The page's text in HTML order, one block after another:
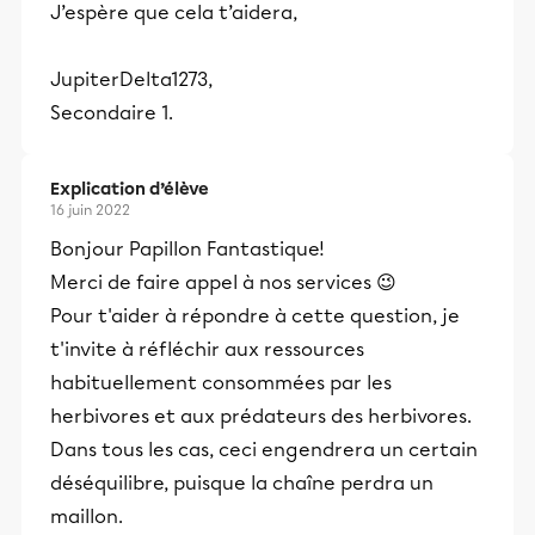
J’espère que cela t’aidera,
JupiterDelta1273,
Secondaire 1.
Explication d’élève
16 juin 2022
Bonjour Papillon Fantastique!
Merci de faire appel à nos services 😉
Pour t'aider à répondre à cette question, je
t'invite à réfléchir aux ressources
habituellement consommées par les
herbivores et aux prédateurs des herbivores.
Dans tous les cas, ceci engendrera un certain
déséquilibre, puisque la chaîne perdra un
maillon.